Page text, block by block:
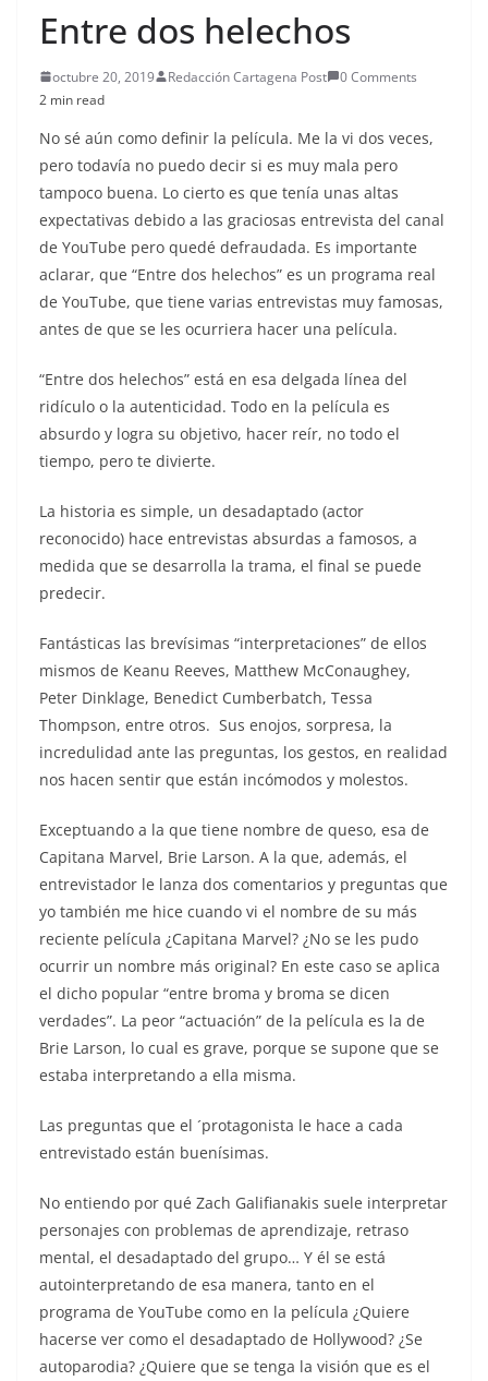
Entre dos helechos
octubre 20, 2019 Redacción Cartagena Post
0 Comments
2 min read
No sé aún como definir la película. Me la vi dos veces,
pero todavía no puedo decir si es muy mala pero
tampoco buena. Lo cierto es que tenía unas altas
expectativas debido a las graciosas entrevista del canal
de YouTube pero quedé defraudada. Es importante
aclarar, que “Entre dos helechos” es un programa real
de YouTube, que tiene varias entrevistas muy famosas,
antes de que se les ocurriera hacer una película.
“Entre dos helechos” está en esa delgada línea del
ridículo o la autenticidad. Todo en la película es
absurdo y logra su objetivo, hacer reír, no todo el
tiempo, pero te divierte.
La historia es simple, un desadaptado (actor
reconocido) hace entrevistas absurdas a famosos, a
medida que se desarrolla la trama, el final se puede
predecir.
Fantásticas las brevísimas “interpretaciones” de ellos
mismos de Keanu Reeves, Matthew McConaughey,
Peter Dinklage, Benedict Cumberbatch, Tessa
Thompson, entre otros. Sus enojos, sorpresa, la
incredulidad ante las preguntas, los gestos, en realidad
nos hacen sentir que están incómodos y molestos.
Exceptuando a la que tiene nombre de queso, esa de
Capitana Marvel, Brie Larson. A la que, además, el
entrevistador le lanza dos comentarios y preguntas que
yo también me hice cuando vi el nombre de su más
reciente película ¿Capitana Marvel? ¿No se les pudo
ocurrir un nombre más original? En este caso se aplica
el dicho popular “entre broma y broma se dicen
verdades”. La peor “actuación” de la película es la de
Brie Larson, lo cual es grave, porque se supone que se
estaba interpretando a ella misma.
Las preguntas que el ´protagonista le hace a cada
entrevistado están buenísimas.
No entiendo por qué Zach Galifianakis suele interpretar
personajes con problemas de aprendizaje, retraso
mental, el desadaptado del grupo… Y él se está
autointerpretando de esa manera, tanto en el
programa de YouTube como en la película ¿Quiere
hacerse ver como el desadaptado de Hollywood? ¿Se
autoparodia? ¿Quiere que se tenga la visión que es el